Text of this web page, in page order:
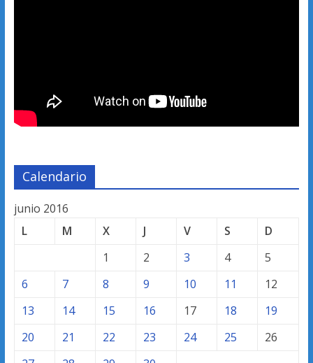
Calendario
junio 2016
L
M X J V S
D
1
2 3 4
5
6
7 8 9 10 11
12
13
14 15 16 17 18
19
20
21 22 23 24 25
26